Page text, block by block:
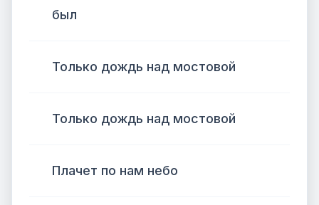
был
Только дождь над мостовой
Только дождь над мостовой
Плачет по нам небо